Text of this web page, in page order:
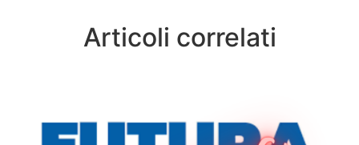
Articoli correlati